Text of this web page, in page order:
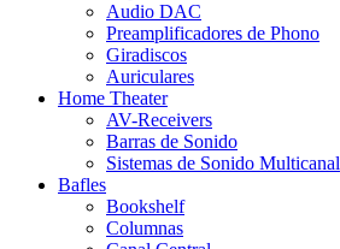
Audio DAC
Preamplificadores de Phono
Giradiscos
Auriculares
Home Theater
AV-Receivers
Barras de Sonido
Sistemas de Sonido Multicanal
Bafles
Bookshelf
Columnas